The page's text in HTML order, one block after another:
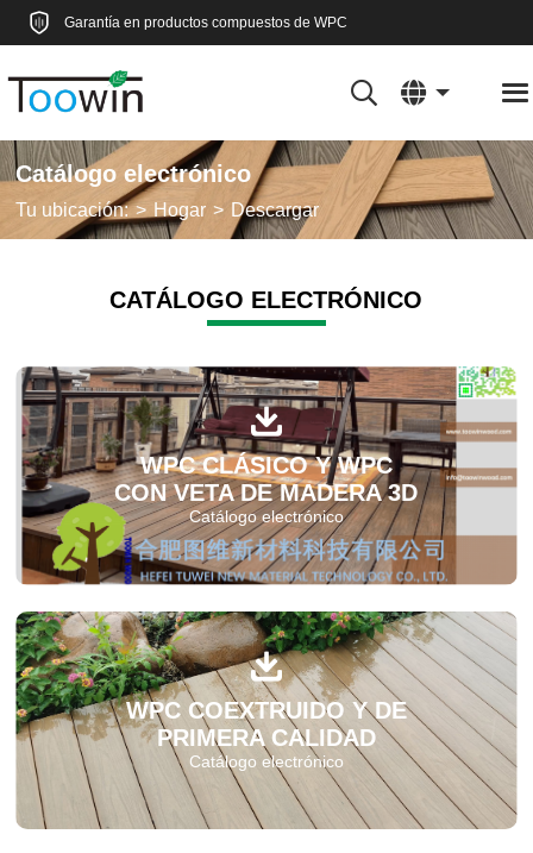
Garantía en productos compuestos de WPC
Catálogo electrónico
Tu ubicación: Hogar Descargar
CATÁLOGO ELECTRÓNICO
WPC CLÁSICO Y WPC
CON VETA DE MADERA 3D
Catálogo electrónico
WPC COEXTRUIDO Y DE
PRIMERA CALIDAD
Catálogo electrónico